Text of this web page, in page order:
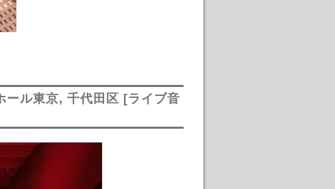
ル東京, 千代田区 [ライブ音